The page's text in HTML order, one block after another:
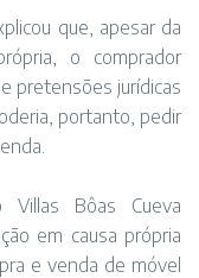
que, apesar da
o comprador
pretensões jurídicas
portanto, pedir
Bôas Cueva
em causa própria
e venda de móvel